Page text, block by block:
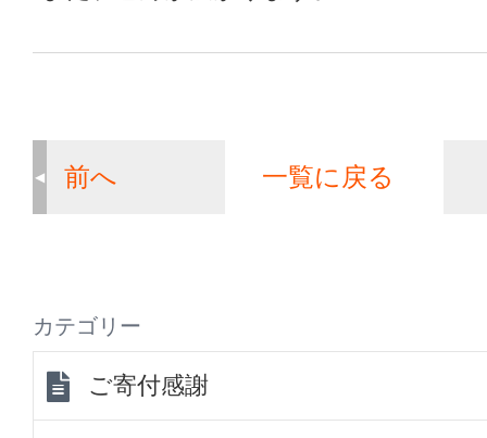
前へ 一覧に戻る
カテゴリー
ご寄付感謝